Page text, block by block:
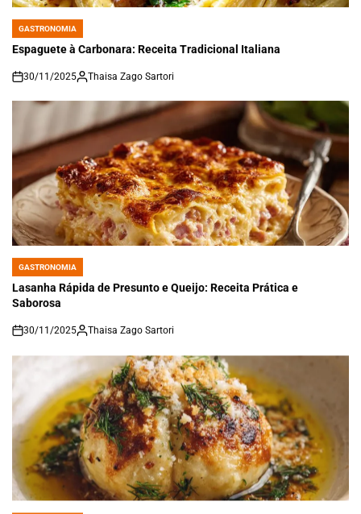
POSTED
IN
GASTRONOMIA
Espaguete à Carbonara: Receita Tradicional Italiana
on
30/11/2025 Thaisa Zago Sartori
POSTED
IN
GASTRONOMIA
Lasanha Rápida de Presunto e Queijo: Receita Prática e
Saborosa
on
30/11/2025 Thaisa Zago Sartori